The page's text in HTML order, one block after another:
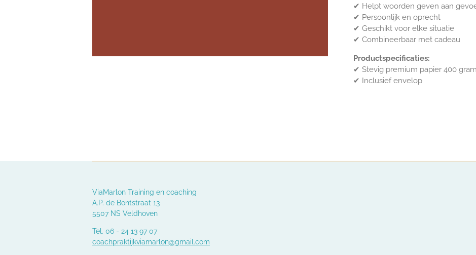
✔ Helpt woorden geven aan
✔ Persoonlijk en oprecht
✔ Geschikt voor elke situatie
✔ Combineerbaar met cadeau
Productspecificaties:
✔ Stevig premium papier 400
✔ Inclusief envelop
ViaMarlon Training en coaching
A.P. de Bontstraat 13
5507 NS Veldhoven
Tel. 06 - 24 13 97 07
coachpraktijkviamarlon@gmail.com